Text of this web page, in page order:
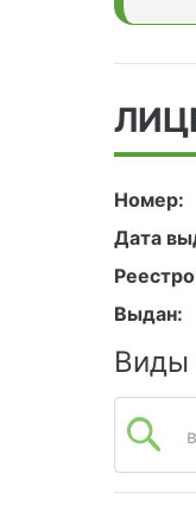
Номер:
Дата
Выдан:
Виды